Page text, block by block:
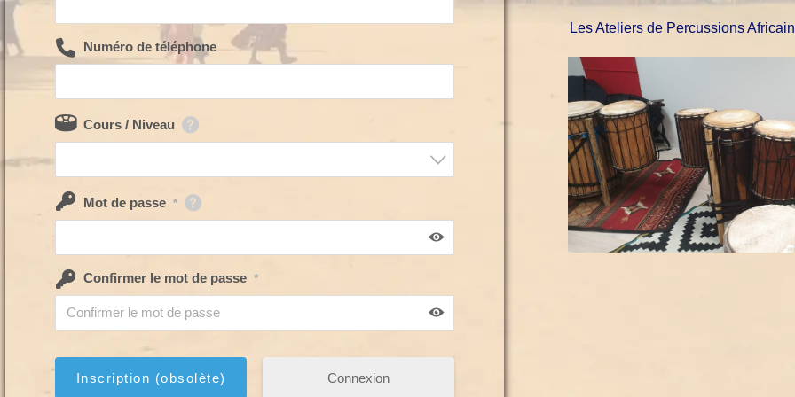
Numéro de téléphone
Cours / Niveau
Mot de passe *
Confirmer le mot de passe *
Connexion
Les Ateliers de Percussions